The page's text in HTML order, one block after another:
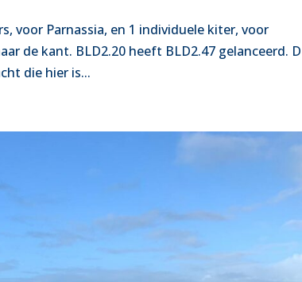
voor Parnassia, en 1 individuele kiter, voor
de kant. BLD2.20 heeft BLD2.47 gelanceerd.
die hier is...